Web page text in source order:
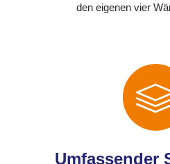
den eigenen vier
Umfassender